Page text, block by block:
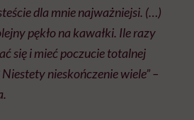
dla mnie najważniejsi. (…)
pękło na kawałki. Ile razy
się i mieć poczucie totalnej
nieskończenie wiele” –